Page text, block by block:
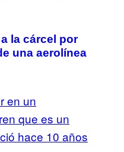
la cárcel por
una aerolínea